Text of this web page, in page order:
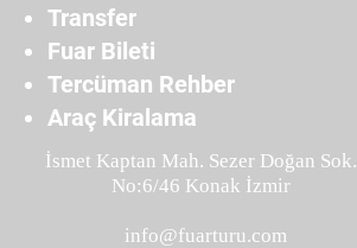
Transfer
Fuar Bileti
Tercüman Rehber
Araç Kiralama
İsmet Kaptan Mah. Sezer Doğan Sok.
No:6/46 Konak İzmir
info@fuarturu.com